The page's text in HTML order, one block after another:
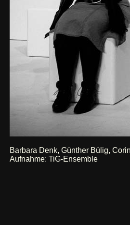
Barbara Denk, Günther Bülig,
Aufnahme: TiG-Ensemble